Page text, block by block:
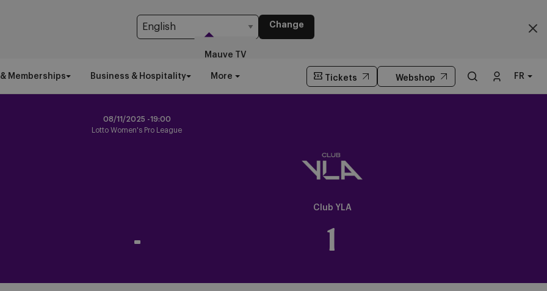
Change
Memberships Business & Hospitality More
Mauve TV
Tickets Webshop FR
08/11/2025 -19:00
Lotto Women's Pro League
Dark
Club YLA
- 1